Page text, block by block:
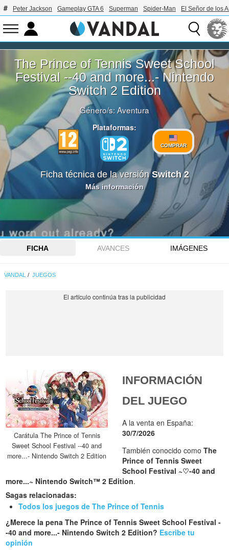
Peter Jackson Gameplay GTA 6 Superman Spider-Man El Señor de los
The Prince of Tennis Sweet School
Festival --40 and more...- Nintendo
Switch 2 Edition
Género/s:Aventura
Plataformas:
COMPRAR
Ficha técnica de la versiónSwitch 2
Más información
FICHA AVANCES IMÁGENES
VANDAL JUEGOS
Carátula The Prince of Tennis
Sweet School Festival --40 and
more...- Nintendo Switch 2 Edition
INFORMACIÓN
DEL JUEGO
A la venta en España:
30/7/2026
También conocido comoThe
Prince of Tennis Sweet
School Festival ~♡-40 and
more...~ Nintendo Switch™ 2 Edition.
Sagas relacionadas:
Todos los juegos de The Prince of Tennis
¿Merece la pena The Prince of Tennis Sweet School Festival -
-40 and more...- Nintendo Switch 2 Edition? Escribe tu
opinión